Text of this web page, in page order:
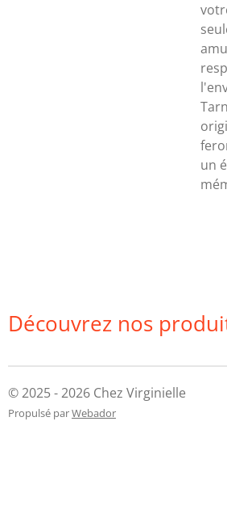
un
Découvrez nos
© 2025 - 2026 Chez Virginielle
Propulsé parWebador